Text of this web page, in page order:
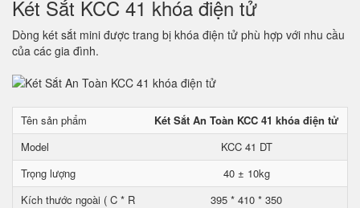
Két Sắt KCC 41 khóa điện tử
Dòng két sắt mini được trang bị khóa điện tử phù hợp với nhu cầu
của các gia đình.
Tên sản phẩm
Két Sắt An Toàn KCC 41 khóa điện tử
Model
KCC 41 DT
Trọng lượng
40 ± 10kg
Kích thước ngoài ( C * R
395 * 410 * 350